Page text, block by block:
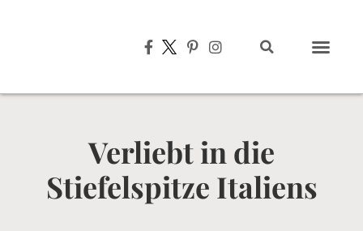
Verliebt in die
Stiefelspitze Italiens